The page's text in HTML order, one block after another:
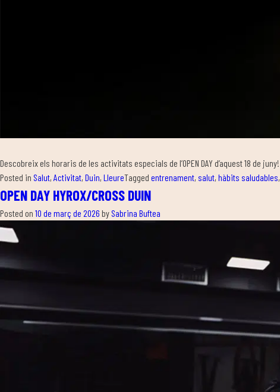
Descobreix els horaris de les activitats especials de l’OPEN DAY d’aquest 18 de juny!
Posted in Salut, Activitat, Duin, LleureTagged entrenament, salut, hàbits saludables,
OPEN DAY HYROX/CROSS DUIN
Posted on 10 de març de 2026 bySabrina Buftea